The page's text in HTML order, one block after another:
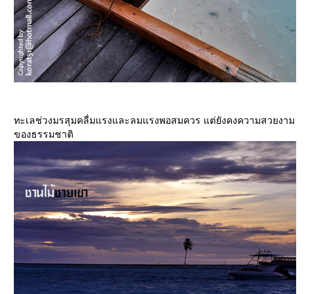
ทะเลช่วงมรสุมคลื่มแรงและลมแรงพอสมควร แต่ยังคงความสวยงาม
ของธรรมชาติ